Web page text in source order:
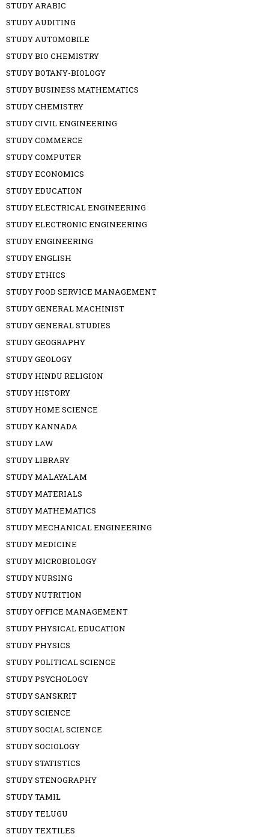
STUDY ARABIC
STUDY AUDITING
STUDY AUTOMOBILE
STUDY BIO CHEMISTRY
STUDY BOTANY-BIOLOGY
STUDY BUSINESS MATHEMATICS
STUDY CHEMISTRY
STUDY CIVIL ENGINEERING
STUDY COMMERCE
STUDY COMPUTER
STUDY ECONOMICS
STUDY EDUCATION
STUDY ELECTRICAL ENGINEERING
STUDY ELECTRONIC ENGINEERING
STUDY ENGINEERING
STUDY ENGLISH
STUDY ETHICS
STUDY FOOD SERVICE MANAGEMENT
STUDY GENERAL MACHINIST
STUDY GENERAL STUDIES
STUDY GEOGRAPHY
STUDY GEOLOGY
STUDY HINDU RELIGION
STUDY HISTORY
STUDY HOME SCIENCE
STUDY KANNADA
STUDY LAW
STUDY LIBRARY
STUDY MALAYALAM
STUDY MATERIALS
STUDY MATHEMATICS
STUDY MECHANICAL ENGINEERING
STUDY MEDICINE
STUDY MICROBIOLOGY
STUDY NURSING
STUDY NUTRITION
STUDY OFFICE MANAGEMENT
STUDY PHYSICAL EDUCATION
STUDY PHYSICS
STUDY POLITICAL SCIENCE
STUDY PSYCHOLOGY
STUDY SANSKRIT
STUDY SCIENCE
STUDY SOCIAL SCIENCE
STUDY SOCIOLOGY
STUDY STATISTICS
STUDY STENOGRAPHY
STUDY TAMIL
STUDY TELUGU
STUDY TEXTILES